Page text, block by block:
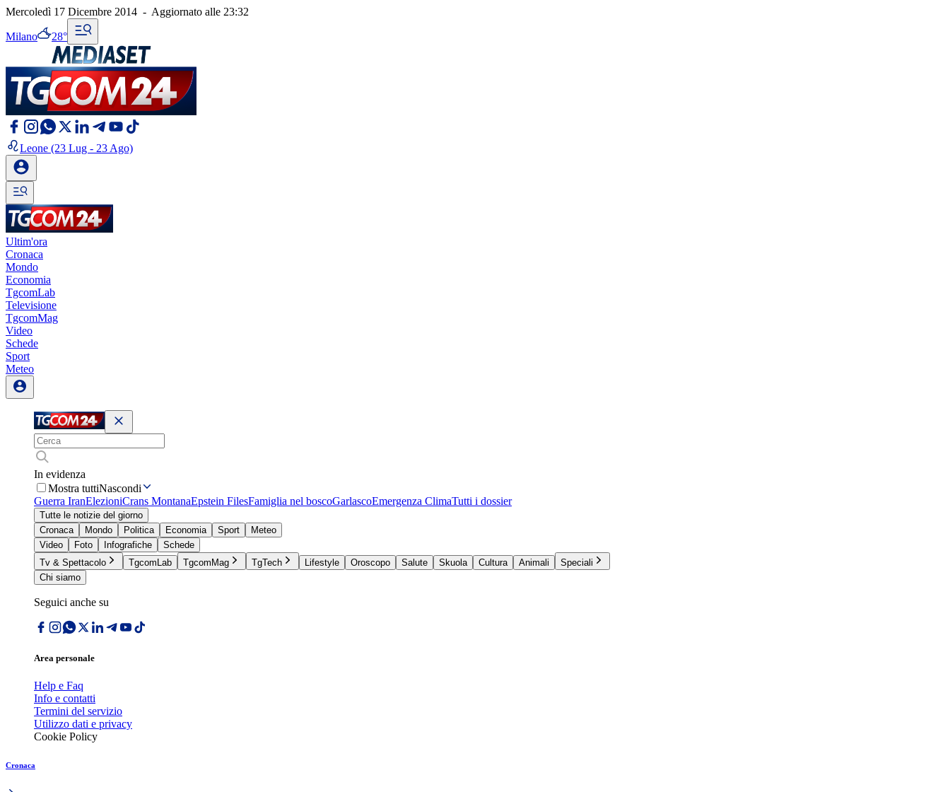
Mercoledì 17 Dicembre 2014 - Aggiornato alle 23:32
Milano 28°
Leone (23 Lug - 23 Ago)
Ultim'ora
Cronaca
Mondo
Economia
TgcomLab
Televisione
TgcomMag
Video
Schede
Sport
Meteo
In evidenza
Mostra tuttiNascondi
Guerra IranElezioniCrans MontanaEpstein FilesFamiglia nel boscoGarlascoEmergenza ClimaTutti i dossier
Tutte le notizie del giorno
Cronaca
Mondo Politica Economia Sport
Meteo
Video
Foto Infografiche
Schede
Tv & Spettacolo
TgcomLab TgcomMag TgTech Lifestyle Oroscopo Salute Skuola Cultura Animali
Speciali
Chi siamo
Seguici anche su
Area personale
Help e Faq
Info e contatti
Termini del servizio
Utilizzo dati e privacy
Cookie Policy
Cronaca